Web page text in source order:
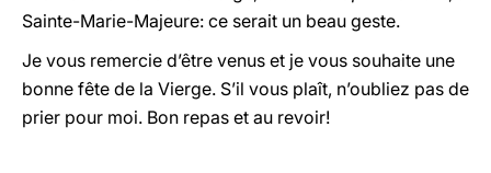
Sainte-Marie-Majeure: ce serait un beau geste.
Je vous remercie d’être venus et je vous souhaite une
bonne fête de la Vierge. S’il vous plaît, n’oubliez pas de
prier pour moi. Bon repas et au revoir!